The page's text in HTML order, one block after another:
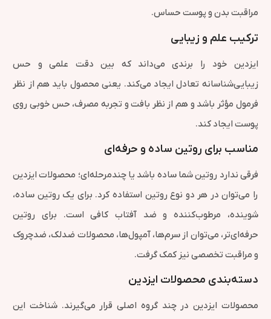
مراقبت بدن و پوست حساس.
ترکیب علم و زیبایی
ایزدین خود را برندی می‌داند که بین دقت علمی و حس
زیبایی‌شناسانه تعادل ایجاد می‌کند. یعنی محصول باید هم از نظر
فرمول مؤثر باشد و هم از نظر بافت و تجربه مصرف، حس خوبی روی
پوست ایجاد کند.
مناسب برای روتین ساده و حرفه‌ای
فرقی ندارد روتین شما ساده باشد یا چندمرحله‌ای؛ محصولات ایزدین
را می‌توان در هر دو نوع روتین استفاده کرد. برای یک روتین ساده،
شوینده، مرطوب‌کننده و ضد آفتاب کافی است. برای روتین
حرفه‌ای‌تر، می‌توان از سرم‌ها، آمپول‌ها، محصولات ضدلک، ضدچروک
و مراقبت تخصصی نیز کمک گرفت.
دسته‌بندی محصولات ایزدین
محصولات ایزدین در چند گروه اصلی قرار می‌گیرند. شناخت این